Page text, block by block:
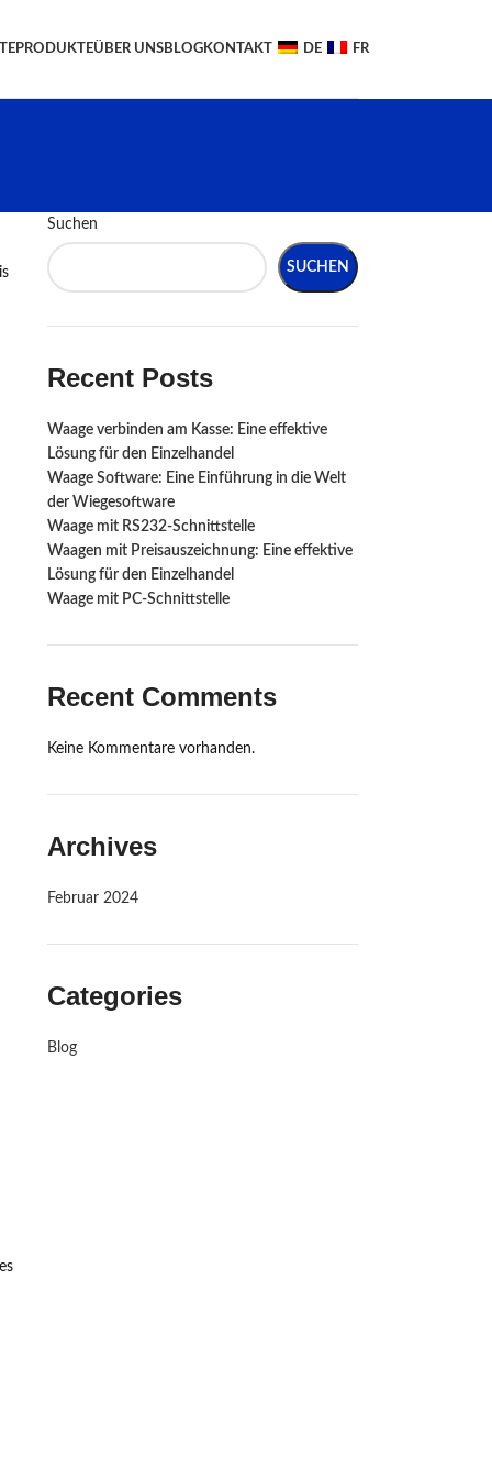
PRODUKTEÜBER UNSBLOGKONTAKT DE FR
Suchen
SUCHEN
Recent Posts
Waage verbinden am Kasse: Eine effektive
Lösung für den Einzelhandel
Waage Software: Eine Einführung in die Welt
der Wiegesoftware
Waage mit RS232-Schnittstelle ‍
Waagen mit Preisauszeichnung: Eine effektive
Lösung für den Einzelhandel
Waage mit PC-Schnittstelle
Recent Comments
Keine Kommentare vorhanden.
Archives
Februar 2024
Categories
Blog